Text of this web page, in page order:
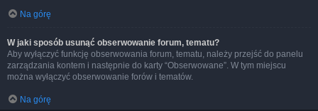
Na górę
W jaki sposób usunąć obserwowanie forum, tematu?
Aby wyłączyć funkcję obserwowania forum, tematu, należy przejść do panelu
zarządzania kontem i następnie do karty “Obserwowane”. W tym miejscu
można wyłączyć obserwowanie forów i tematów.
Na górę